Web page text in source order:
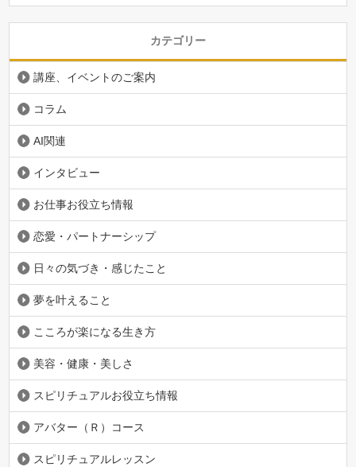
カテゴリー
講座、イベントのご案内
コラム
AI関連
インタビュー
お仕事お役立ち情報
恋愛・パートナーシップ
日々の気づき・感じたこと
夢を叶えること
こころが楽になる生き方
美容・健康・美しさ
スピリチュアルお役立ち情報
アバター（Ｒ）コース
スピリチュアルレッスン